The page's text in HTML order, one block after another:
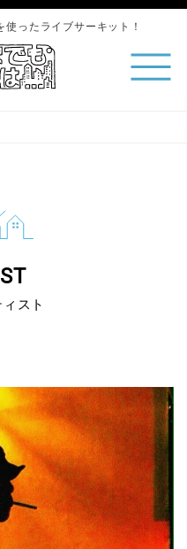
ったライブサーキット！
スト